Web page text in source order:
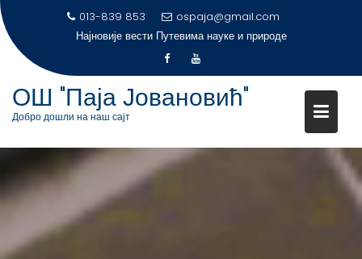
S
k
o
e
013-839 853
ospaja@gmail.com
Најновије вести Путевима науке и природе
ОШ "Паја Јовановић"
Добро дошли на наш сајт